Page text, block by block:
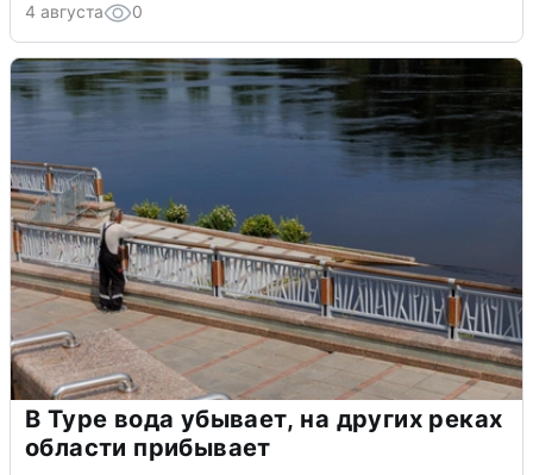
4 августа 0
В Туре вода убывает, на других реках
области прибывает